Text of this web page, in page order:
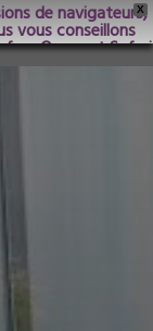
X
de navigateurs,
vous conseillons
Opera et Safari